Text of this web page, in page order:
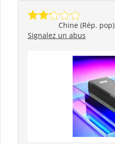
Chine (Rép. pop)
Signalez un abus